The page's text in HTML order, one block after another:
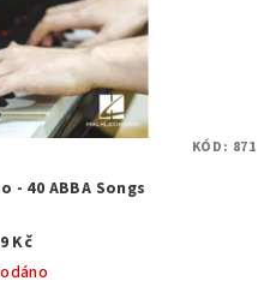
- 40 ABBA Songs
Kč
KÓD: 871